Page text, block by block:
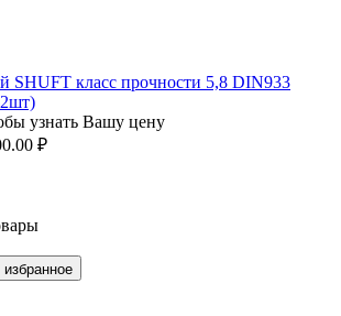
SHUFT класс прочности 5,8 DIN933
узнать Вашу цену
₽
избранное